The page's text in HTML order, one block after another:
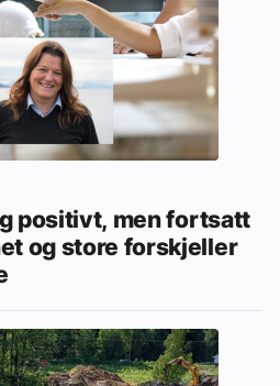
positivt, men fortsatt
og store forskjeller